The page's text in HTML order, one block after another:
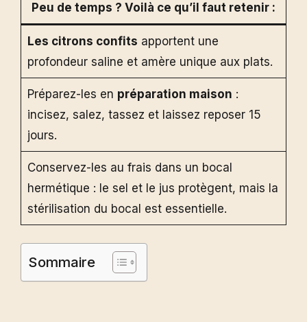
Peu de temps ? Voilà ce qu’il faut retenir :
Les citrons confits apportent une
profondeur saline et amère unique aux plats.
Préparez-les en préparation maison :
incisez, salez, tassez et laissez reposer 15
jours.
Conservez-les au frais dans un bocal
hermétique : le sel et le jus protègent, mais la
stérilisation du bocal est essentielle.
Sommaire